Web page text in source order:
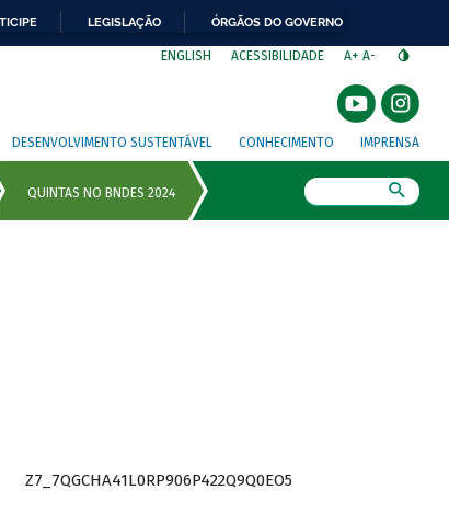
LEGISLAÇÃO ÓRGÃOS DO GOVERNO
ENGLISH ACESSIBILIDADE A+ A-
DESENVOLVIMENTO SUSTENTÁVEL CONHECIMENTO IMPRENSA
Z7_7QGCHA41L0RP906P422Q9Q0EO5